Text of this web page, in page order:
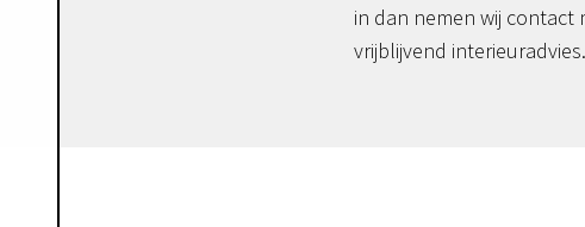
in dan nemen wij contact
vrijblijvend interieuradvies.